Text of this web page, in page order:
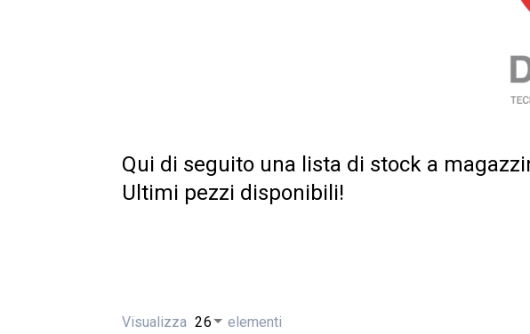
Qui di seguito una lista di stock a
Ultimi pezzi disponibili!
Visualizza elementi